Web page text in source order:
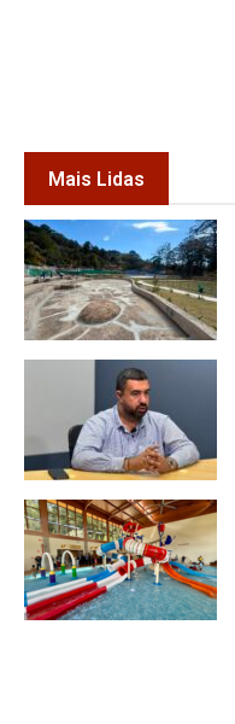
Mais Lidas